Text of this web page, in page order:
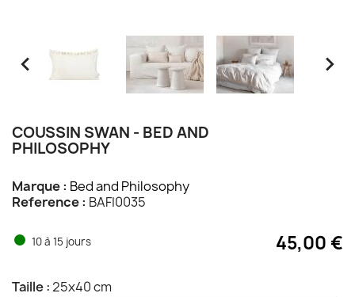
 
COUSSIN SWAN - BED AND
PHILOSOPHY
Marque : Bed and Philosophy
Reference : BAFI0035
10 à 15 jours 45,00 €
Taille :25x40 cm